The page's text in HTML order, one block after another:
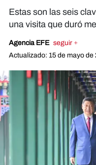
Estas son las seis
una visita que duró
Agencia EFE seguir +
Actualizado: 15 de mayo de